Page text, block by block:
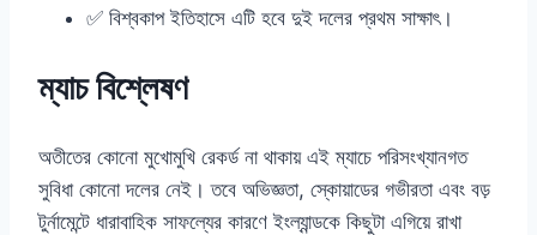
✅ বিশ্বকাপ ইতিহাসে এটি হবে দুই দলের প্রথম সাক্ষাৎ।
ম্যাচ বিশ্লেষণ
অতীতের কোনো মুখোমুখি রেকর্ড না থাকায় এই ম্যাচে পরিসংখ্যানগত
সুবিধা কোনো দলের নেই। তবে অভিজ্ঞতা, স্কোয়াডের গভীরতা এবং বড়
টুর্নামেন্টে ধারাবাহিক সাফল্যের কারণে ইংল্যান্ডকে কিছুটা এগিয়ে রাখা